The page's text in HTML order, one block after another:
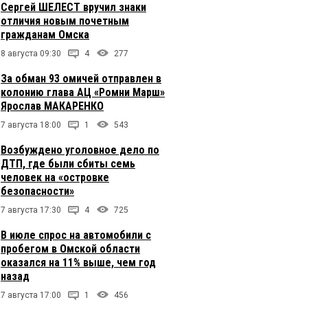
Сергей ШЕЛЕСТ вручил знаки
отличия новым почетным
гражданам Омска
8 августа 09:30 4 277
За обман 93 омичей отправлен в
колонию глава АЦ «Ромни Марш»
Ярослав МАКАРЕНКО
7 августа 18:00 1 543
Возбуждено уголовное дело по
ДТП, где были сбиты семь
человек на «островке
безопасности»
7 августа 17:30 4 725
В июле спрос на автомобили с
пробегом в Омской области
оказался на 11% выше, чем год
назад
7 августа 17:00 1 456